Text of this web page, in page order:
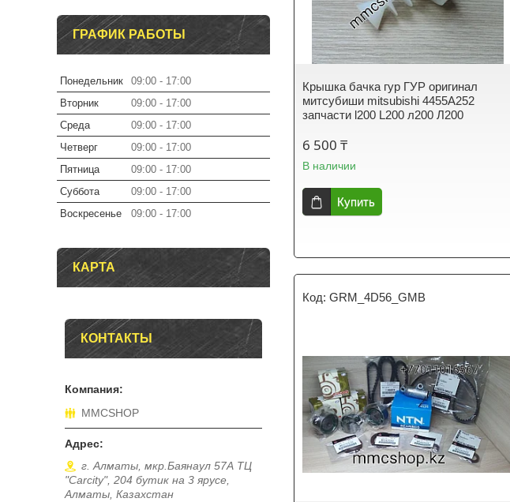
Крышка бачка гур ГУР оригинал
митсубиши mitsubishi 4455A252
запчасти l200 L200 л200 Л200
6 500 ₸
В наличии
Купить
GRM_4D56_GMB
ГРАФИК РАБОТЫ
Понедельник 09:00
17:00
Вторник
09:00
17:00
Среда
09:00
17:00
Четверг
09:00
17:00
Пятница
09:00
17:00
Суббота
09:00
17:00
Воскресенье
09:00 17:00
КАРТА
КОНТАКТЫ
MMCSHOP
г. Алматы, мкр.Баянаул 57А ТЦ
"Carcity", 204 бутик на 3 ярусе,
Алматы, Казахстан